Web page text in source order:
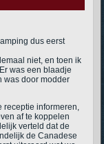
dus eerst
niet, en toen ik
was een blaadje
was door modder
receptie informeren,
af te koppelen
verteld dat de
de Canadese